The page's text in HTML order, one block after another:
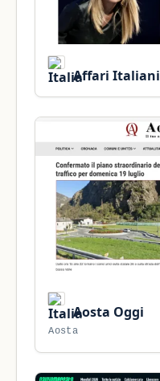
Affari Italiani
Aosta Oggi
Aosta